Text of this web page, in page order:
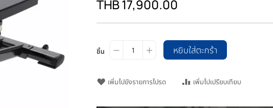
THB 17,900.00
ชิ้น หยิบใส่ตะกร้า
เพิ่มไปยังรายการโปรด เพิ่มไปเปรียบเทียบ